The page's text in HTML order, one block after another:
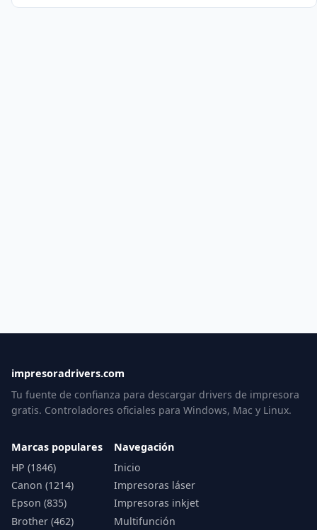
impresoradrivers.com
Tu fuente de confianza para descargar drivers de impresora
gratis. Controladores oficiales para Windows, Mac y Linux.
Marcas populares
HP (1846)
Canon (1214)
Epson (835)
Brother (462)
Navegación
Inicio
Impresoras láser
Impresoras inkjet
Multifunción